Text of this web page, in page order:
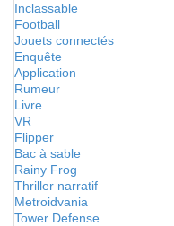
Inclassable
Football
Jouets connectés
Enquête
Application
Rumeur
Livre
VR
Flipper
Bac à sable
Rainy Frog
Thriller narratif
Metroidvania
Tower Defense